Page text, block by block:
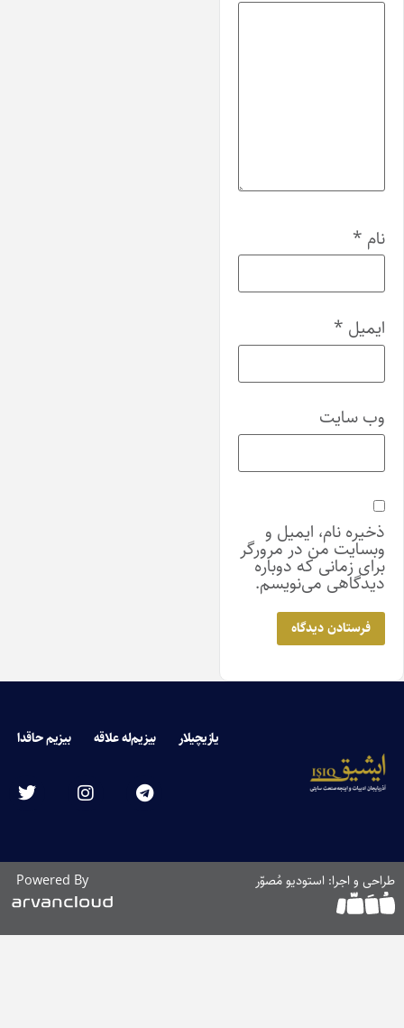
نام*
ایمیل *
وب‌ سایت
ذخیره نام، ایمیل و
وبسایت من در مرورگر
برای زمانی که دوباره
دیدگاهی می‌نویسم.
یازیچیلار بیزیم‌له علاقه بیزیم حاقدا
و اجرا: استودیو مُصوّر Powered By